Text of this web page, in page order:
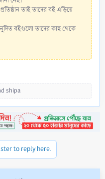
তাই তাদের বই এড়িয়ে
বইগুলো তাদের কাছ থেকে
shipa
to reply here.